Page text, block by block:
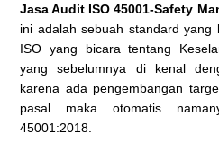
Jasa Audit ISO 45001-Safety
ini adalah sebuah standard
ISO yang bicara tentang
yang sebelumnya di kenal
karena ada pengembangan
pasal maka otomatis
45001:2018.